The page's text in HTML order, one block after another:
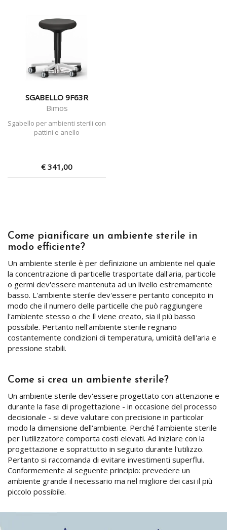
SGABELLO 9F63R
Bimos
Sgabello per ambienti sterili con
pattini e anello
€ 341,00
Come pianificare un ambiente sterile in
modo efficiente?
Un ambiente sterile è per definizione un ambiente nel quale
la concentrazione di particelle trasportate dall'aria, particole
o germi dev'essere mantenuta ad un livello estremamente
basso. L'ambiente sterile dev'essere pertanto concepito in
modo che il numero delle particelle che può raggiungere
l'ambiente stesso o che lì viene creato, sia il più basso
possibile. Pertanto nell'ambiente sterile regnano
costantemente condizioni di temperatura, umidità dell'aria e
pressione stabili.
Come si crea un ambiente sterile?
Un ambiente sterile dev'essere progettato con attenzione e
durante la fase di progettazione - in occasione del processo
decisionale - si deve valutare con precisione in particolar
modo la dimensione dell'ambiente. Perché l'ambiente sterile
per l'utilizzatore comporta costi elevati. Ad iniziare con la
progettazione e soprattutto in seguito durante l'utilizzo.
Pertanto si raccomanda di evitare investimenti superflui.
Conformemente al seguente principio: prevedere un
ambiente grande il necessario ma nel migliore dei casi il più
piccolo possibile.